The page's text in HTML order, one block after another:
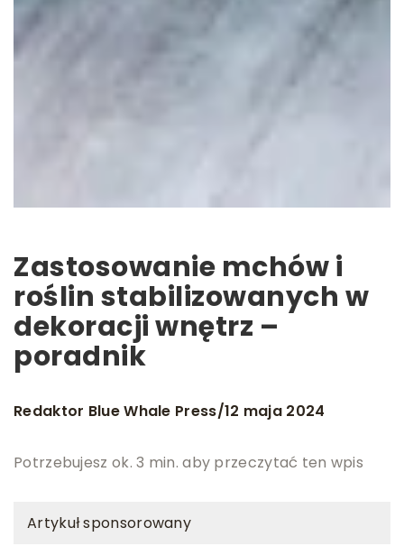
Zastosowanie mchów i
roślin stabilizowanych w
dekoracji wnętrz –
poradnik
Redaktor Blue Whale Press/12 maja 2024
Potrzebujesz ok. 3 min. aby przeczytać ten wpis
Artykuł sponsorowany